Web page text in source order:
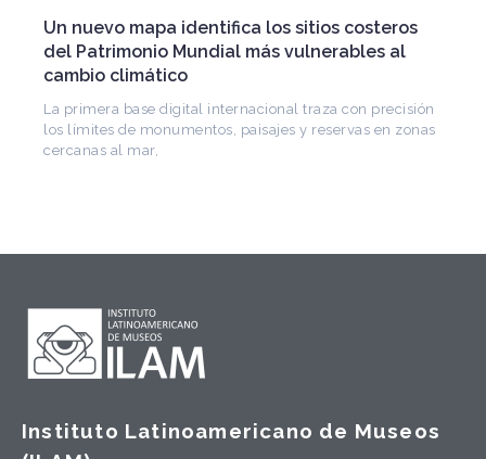
Falleció Ramón Gutiérrez, guardián del
patrimonio iberoamericano
Arquitecto, historiador e Investigador Superior del
CONICET, fundó el CEDODAL e impulsó los
de Arquitectura Latinoamericana. Publicó más de
Instituto Latinoamericano de Museos